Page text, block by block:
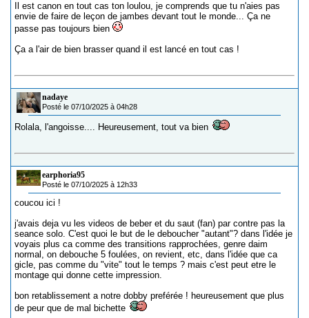
Il est canon en tout cas ton loulou, je comprends que tu n'aies pas
envie de faire de leçon de jambes devant tout le monde... Ça ne
passe pas toujours bien
Ça a l'air de bien brasser quand il est lancé en tout cas !
nadaye
Posté le 07/10/2025 à 04h28
Rolala, l'angoisse.... Heureusement, tout va bien
earphoria95
Posté le 07/10/2025 à 12h33
coucou ici !
j'avais deja vu les videos de beber et du saut (fan) par contre pas la
seance solo. C'est quoi le but de le deboucher "autant"? dans l'idée je
voyais plus ca comme des transitions rapprochées, genre daim
normal, on debouche 5 foulées, on revient, etc, dans l'idée que ca
gicle, pas comme du "vite" tout le temps ? mais c'est peut etre le
montage qui donne cette impression.
bon retablissement a notre dobby preférée ! heureusement que plus
de peur que de mal bichette